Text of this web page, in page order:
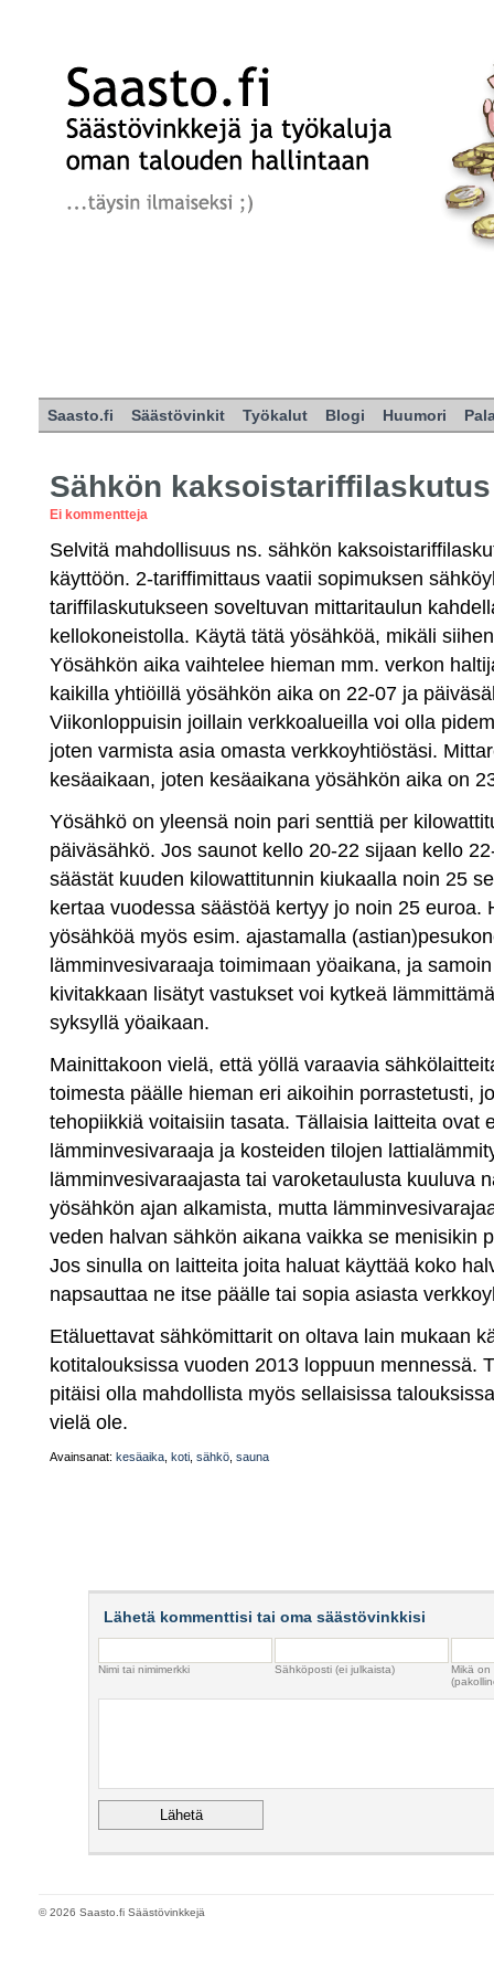
Saasto.fi Säästövinkit Työkalut Blogi Huumori
Sähkön kaksoistariffilaskutus
Ei kommentteja
Selvitä mahdollisuus ns. sähkön
käyttöön. 2-tariffimittaus vaatii sopimuksen
tariffilaskutukseen soveltuvan mittaritaulun
kellokoneistolla. Käytä tätä yösähköä, mikäli
Yösähkön aika vaihtelee hieman mm. verkon
kaikilla yhtiöillä yösähkön aika on 22-07 ja
Viikonloppuisin joillain verkkoalueilla voi olla
joten varmista asia omasta verkkoyhtiöstäsi.
kesäaikaan, joten kesäaikana yösähkön aika on
Yösähkö on yleensä noin pari senttiä per
päiväsähkö. Jos saunot kello 20-22 sijaan kello
säästät kuuden kilowattitunnin kiukaalla noin 25
kertaa vuodessa säästöä kertyy jo noin 25 euroa.
yösähköä myös esim. ajastamalla
lämminvesivaraaja toimimaan yöaikana, ja
kivitakkaan lisätyt vastukset voi kytkeä
syksyllä yöaikaan.
Mainittakoon vielä, että yöllä varaavia
toimesta päälle hieman eri aikoihin porrastetusti,
tehopiikkiä voitaisiin tasata. Tällaisia laitteita ovat
lämminvesivaraaja ja kosteiden tilojen
lämminvesivaraajasta tai varoketaulusta kuuluva
yösähkön ajan alkamista, mutta
veden halvan sähkön aikana vaikka se menisikin
Jos sinulla on laitteita joita haluat käyttää koko
napsauttaa ne itse päälle tai sopia asiasta
Etäluettavat sähkömittarit on oltava lain mukaan
kotitalouksissa vuoden 2013 loppuun mennessä.
pitäisi olla mahdollista myös sellaisissa
vielä ole.
Avainsanat: kesäaika koti sähkö sauna
Lähetä kommenttisi tai oma säästövinkkisi
Nimi tai nimimerkki Sähköposti (ei julkaista)
Mikä
© 2026 Saasto.fi Säästövinkkejä